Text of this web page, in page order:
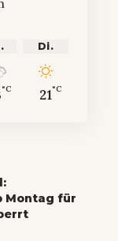
°C
Di.
21°C
Montag für